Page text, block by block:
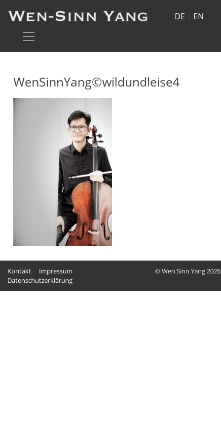
DE EN
WenSinnYang©wildundleise4
Kontakt
Impressum
Datenschutzerklärung
© Wen Sinn Yang 2026